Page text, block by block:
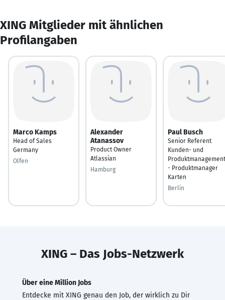
XING Mitglieder mit ähnlichen
Profilangaben
Marco Kamps
Head of Sales
Germany
Olfen
Alexander
Atanassov
Product Owner
Atlassian
Hamburg
Paul Busch
Senior Referent
Kunden- und
Produktmanagement
- Produktmanager
Karten
Berlin
XING – Das Jobs-Netzwerk
Über eine Million Jobs
Entdecke mit XING genau den Job, der wirklich zu Dir